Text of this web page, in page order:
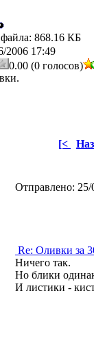
868.16 КБ
2006 17:49
0.00 (0 голосов)
[<
Отправлено: 25/
Re: Оливки за
Ничего так.
Но блики
И листики -